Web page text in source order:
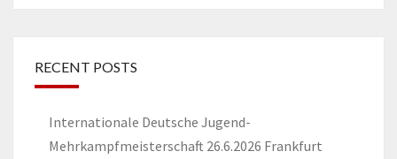
RECENT POSTS
Internationale Deutsche Jugend-
Mehrkampfmeisterschaft 26.6.2026 Frankfurt